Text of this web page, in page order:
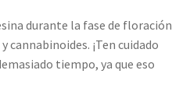
durante la fase de floración
¡Ten cuidado
tiempo, ya que eso